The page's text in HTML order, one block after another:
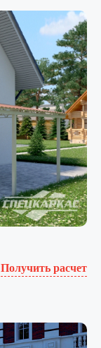
Получить расчет